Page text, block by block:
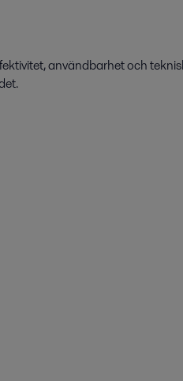
användbarhet och